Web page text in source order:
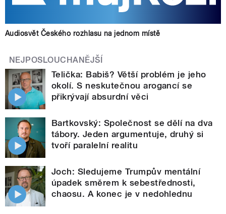
Audiosvět Českého rozhlasu na jednom místě
NEJPOSLOUCHANĚJŠÍ
Telička: Babiš? Větší problém je jeho
okolí. S neskutečnou arogancí se
přikrývají absurdní věci
Bartkovský: Společnost se dělí na dva
tábory. Jeden argumentuje, druhý si
tvoří paralelní realitu
Joch: Sledujeme Trumpův mentální
úpadek směrem k sebestřednosti,
chaosu. A konec je v nedohlednu